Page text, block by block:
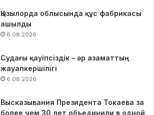
Қызылорда облысында құс фабрикасы
ашылды
6.08.2026
Судағы қауіпсіздік – әр азаматтың
жауапкершілігі
6.08.2026
Высказывания Президента Токаева за
более чем 30 лет объединили в одной